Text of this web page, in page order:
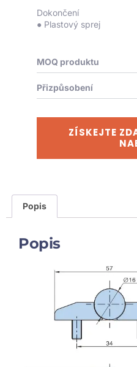
Dokončení
● Plastový sprej
MOQ produktu
Přizpůsobení
ZÍSKEJTE
Popis
Popis